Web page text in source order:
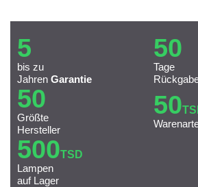
5
bis zu
Jahren Garantie
50
Tage
50
Größte
Hersteller
50
500TSD
Lampen
auf Lager